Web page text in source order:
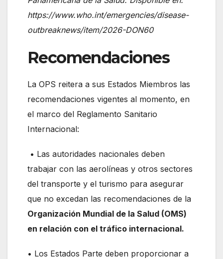
https://www.who.int/emergencies/disease-
outbreaknews/item/2026-DON60
Recomendaciones
La OPS reitera a sus Estados Miembros las
recomendaciones vigentes al momento, en
el marco del Reglamento Sanitario
Internacional:
• Las autoridades nacionales deben
trabajar con las aerolíneas y otros sectores
del transporte y el turismo para asegurar
que no excedan las recomendaciones de la
Organización Mundial de la Salud (OMS)
en relación con el tráfico internacional.
• Los Estados Parte deben proporcionar a